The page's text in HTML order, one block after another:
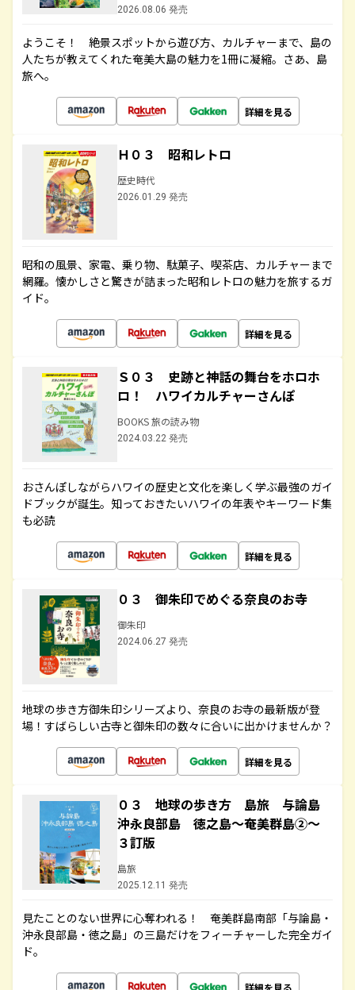
2026.08.06 発売
ようこそ！ 絶景スポットから遊び方、カルチャーまで、島の
人たちが教えてくれた奄美大島の魅力を1冊に凝縮。さあ、島
旅へ。
詳細を見る
Ｈ０３ 昭和レトロ
歴史時代
2026.01.29 発売
昭和の風景、家電、乗り物、駄菓子、喫茶店、カルチャーまで
網羅。懐かしさと驚きが詰まった昭和レトロの魅力を旅するガ
イド。
詳細を見る
Ｓ０３ 史跡と神話の舞台をホロホ
ロ！ ハワイカルチャーさんぽ
BOOKS 旅の読み物
2024.03.22 発売
おさんぽしながらハワイの歴史と文化を楽しく学ぶ最強のガイ
ドブックが誕生。知っておきたいハワイの年表やキーワード集
も必読
詳細を見る
０３ 御朱印でめぐる奈良のお寺
御朱印
2024.06.27 発売
地球の歩き方御朱印シリーズより、奈良のお寺の最新版が登
場！すばらしい古寺と御朱印の数々に合いに出かけませんか？
詳細を見る
０３ 地球の歩き方 島旅 与論島
沖永良部島 徳之島～奄美群島②～
３訂版
島旅
2025.12.11 発売
見たことのない世界に心奪われる！ 奄美群島南部「与論島・
沖永良部島・徳之島」の三島だけをフィーチャーした完全ガイ
ド。
詳細を見る